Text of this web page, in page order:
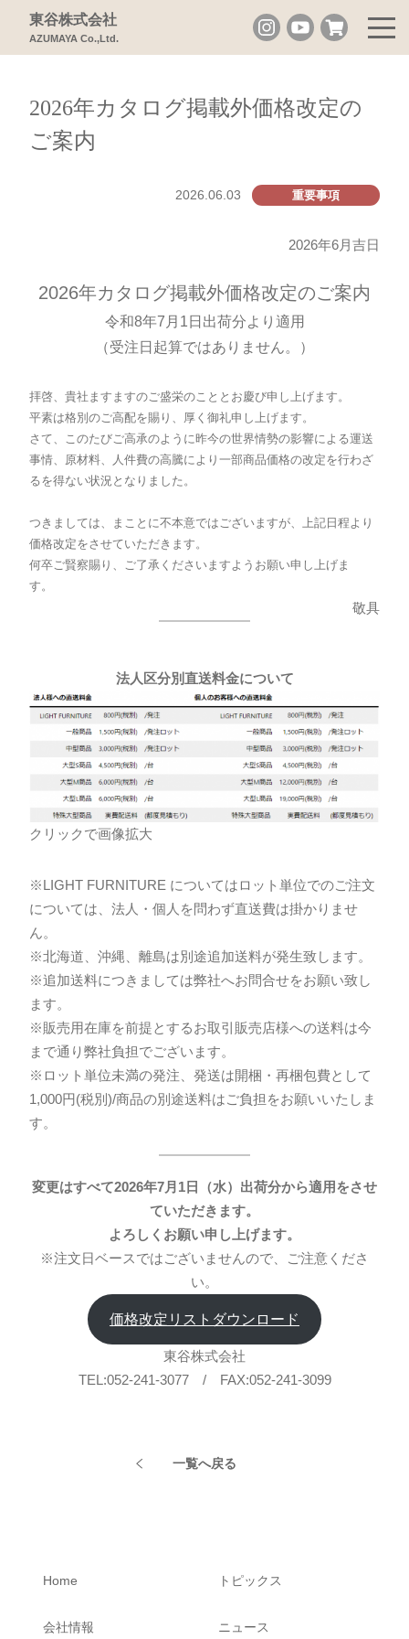
東谷株式会社
AZUMAYA Co.,Ltd.
2026年カタログ掲載外価格改定の
ご案内
2026.06.03 重要事項
2026年6月吉日
2026年カタログ掲載外価格改定のご案内
令和8年7月1日出荷分より適用
（受注日起算ではありません。）
拝啓、貴社ますますのご盛栄のこととお慶び申し上げます。
平素は格別のご高配を賜り、厚く御礼申し上げます。
さて、このたびご高承のように昨今の世界情勢の影響による運送
事情、原材料、人件費の高騰により一部商品価格の改定を行わざ
るを得ない状況となりました。
つきましては、まことに不本意ではございますが、上記日程より
価格改定をさせていただきます。
何卒ご賢察賜り、ご了承くださいますようお願い申し上げま
す。
敬具
法人区分別直送料金について
クリックで画像拡大
※LIGHT FURNITURE についてはロット単位でのご注文
については、法人・個人を問わず直送費は掛かりませ
ん。
※北海道、沖縄、離島は別途追加送料が発生致します。
※追加送料につきましては弊社へお問合せをお願い致し
ます。
※販売用在庫を前提とするお取引販売店様への送料は今
まで通り弊社負担でございます。
※ロット単位未満の発注、発送は開梱・再梱包費として
1,000円(税別)/商品の別途送料はご負担をお願いいたしま
す。
変更はすべて2026年7月1日（水）出荷分から適用をさせ
ていただきます。
よろしくお願い申し上げます。
※注文日ベースではございませんので、ご注意くださ
い。
価格改定リストダウンロード
東谷株式会社
TEL:052-241-3077 / FAX:052-241-3099
一覧へ戻る
Home
会社情報
トピックス
ニュース